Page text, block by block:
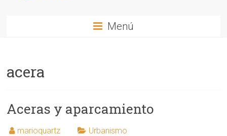
Menú
acera
Aceras y aparcamiento
marioquartz Urbanismo